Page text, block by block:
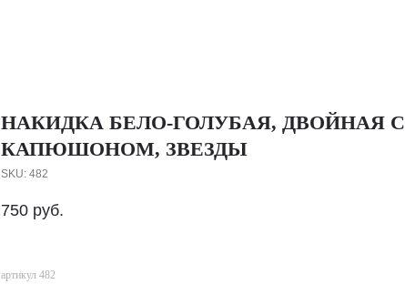
НАКИДКА БЕЛО-ГОЛУБАЯ, ДВОЙНАЯ С
КАПЮШОНОМ, ЗВЕЗДЫ
SKU: 482
750 руб.
артикул 482